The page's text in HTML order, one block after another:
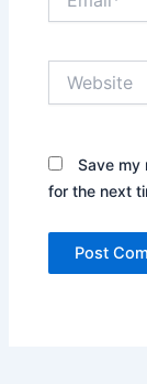
Save my
for the next